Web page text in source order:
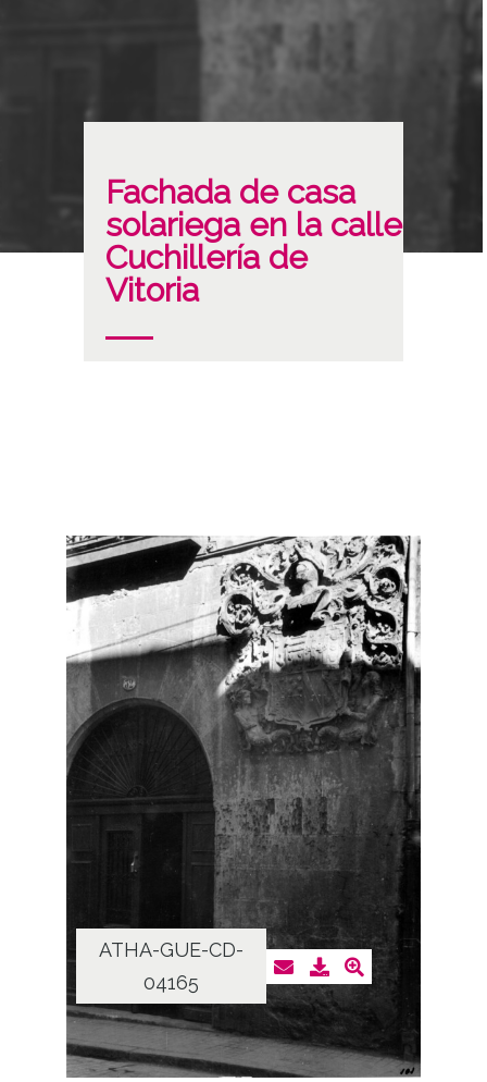
Fachada de casa
solariega en la calle
Cuchillería de
Vitoria
ATHA-GUE-CD-
04165